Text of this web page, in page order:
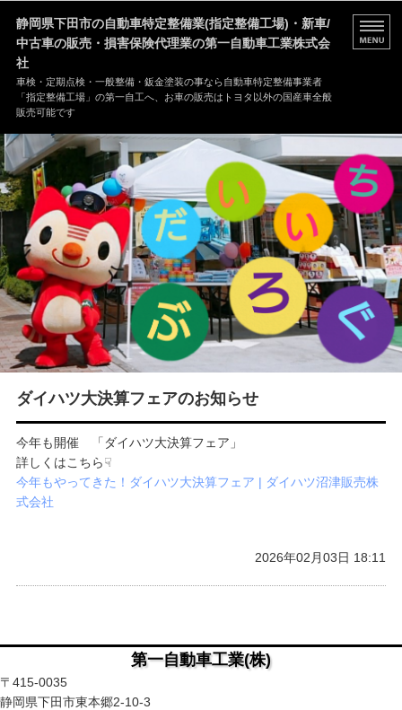
静岡県下田市の自動車特定整備業(指定整備工場)・新車/
中古車の販売・損害保険代理業の第一自動車工業株式会
社
車検・定期点検・一般整備・鈑金塗装の事なら自動車特定整備事業者
「指定整備工場」の第一自工へ、お車の販売はトヨタ以外の国産車全般
販売可能です
HOME
事業案内
修理事例
会社案内
ダイハツ大決算フェアのお知らせ
今年も開催 「ダイハツ大決算フェア」
詳しくはこちら☟
今年もやってきた！ダイハツ大決算フェア | ダイハツ沼津販売株
式会社
2026年02月03日 18:11
第一自動車工業(株)
〒415-0035
静岡県下田市東本郷2-10-3